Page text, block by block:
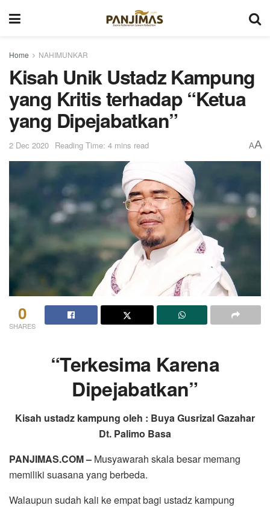
Home NAHIMUNKAR
Kisah Unik Ustadz Kampung
yang Kritis terhadap “Ketua
yang Dipejabatkan”
2 Dec 2020 Reading Time: 4 mins read AA
0
SHARES
“Terkesima Karena
Dipejabatkan”
Kisah ustadz kampung oleh : Buya Gusrizal Gazahar
Dt. Palimo Basa
PANJIMAS.COM – Musyawarah skala besar memang
memiliki suasana yang berbeda.
Walaupun sudah kali ke empat bagi ustadz kampung